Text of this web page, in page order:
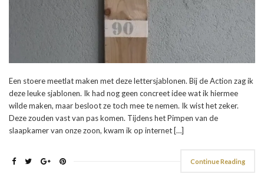
Een stoere meetlat maken met deze lettersjablonen. Bij de Action zag ik
deze leuke sjablonen. Ik had nog geen concreet idee wat ik hiermee
wilde maken, maar besloot ze toch mee te nemen. Ik wist het zeker.
Deze zouden vast van pas komen. Tijdens het Pimpen van de
slaapkamer van onze zoon, kwam ik op internet […]
Continue Reading